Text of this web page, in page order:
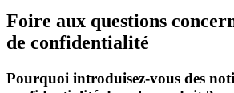
Foire aux questions
de confidentialité
Pourquoi introduisez-vous des